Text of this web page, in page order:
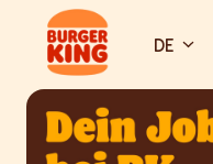
springenStartseite DE